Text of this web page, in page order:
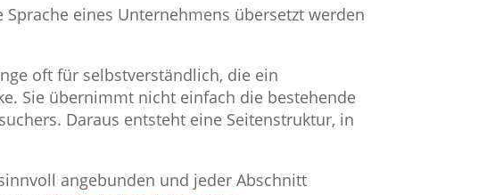
eines Unternehmens übersetzt werden
oft für selbstverständlich, die ein
Sie übernimmt nicht einfach die bestehende
Daraus entsteht eine Seitenstruktur, in
angebunden und jeder Abschnitt